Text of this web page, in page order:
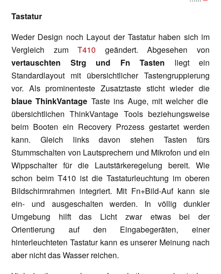
Tastatur
Weder Design noch Layout der Tastatur haben sich im
Vergleich zumT410 geändert. Abgesehen von
vertauschten Strg und Fn Tasten liegt ein
Standardlayout mit übersichtlicher Tastengruppierung
vor. Als prominenteste Zusatztaste sticht wieder die
blaue ThinkVantage Taste ins Auge, mit welcher die
übersichtlichen ThinkVantage Tools beziehungsweise
beim Booten ein Recovery Prozess gestartet werden
kann. Gleich links davon stehen Tasten fürs
Stummschalten von Lautsprechern und Mikrofon und ein
Wippschalter für die Lautstärkeregelung bereit. Wie
schon beim T410 ist die Tastaturleuchtung im oberen
Bildschirmrahmen integriert. Mit Fn+Bild-Auf kann sie
ein- und ausgeschalten werden. In völlig dunkler
Umgebung hilft das Licht zwar etwas bei der
Orientierung auf den Eingabegeräten, einer
hinterleuchteten Tastatur kann es unserer Meinung nach
aber nicht das Wasser reichen.